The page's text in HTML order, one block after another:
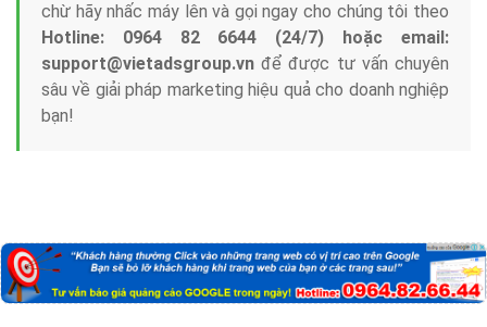
chừ hãy nhấc máy lên và gọi ngay cho chúng tôi theo
Hotline: 0964 82 6644 (24/7) hoặc email:
support@vietadsgroup.vn để được tư vấn chuyên
sâu về giải pháp marketing hiệu quả cho doanh nghiệp
bạn!